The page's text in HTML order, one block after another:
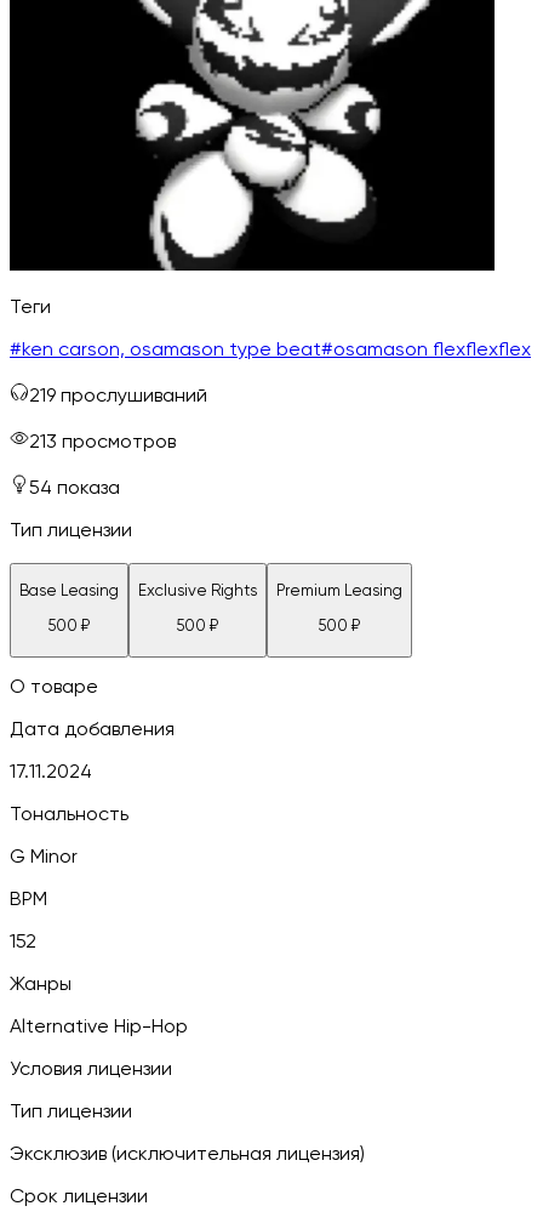
Теги
#ken carson, osamason type beat#osamason flexflexflex
219 прослушиваний
213 просмотров
54 показа
Тип лицензии
Base Leasing
500 ₽
Exclusive Rights
500 ₽
Premium Leasing
500 ₽
О товаре
Дата добавления
17.11.2024
Тональность
G Minor
BPM
152
Жанры
Alternative Hip-Hop
Условия лицензии
Тип лицензии
Эксклюзив (исключительная лицензия)
Срок лицензии